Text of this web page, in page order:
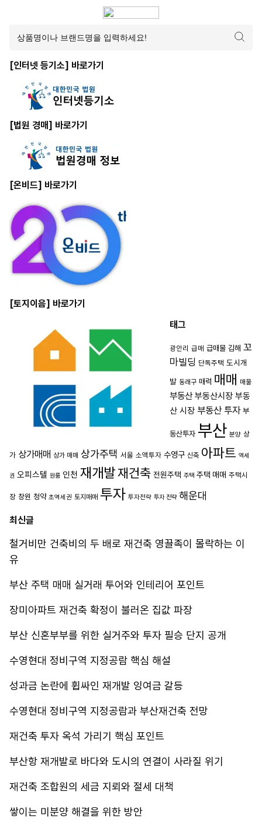
[인터넷 등기소] 바로가기
[법원 경매] 바로가기
[온비드] 바로가기
[토지이음] 바로가기
태그
광안리 급매 급매물 김해 꼬
마빌딩 단독주택 도시개
발 동래구 매력 매매 매물
부동산 부동산시장 부동
산 시장 부동산 투자 부
동산투자 부산 분양 상
가 상가매매 상가 매매 상가주택 서울 소액투자 수영구 신축 아파트 역세
권 오피스텔 원룸 인천 재개발재건축 전원주택 주택 주택 매매 주택시
장 창원 청약 초역세권 토지매매 투자 투자전략 투자 전략 해운대
최신글
철거비만 건축비의 두 배로 재건축 영끌족이 몰락하는 이
유
부산 주택 매매 실거래 투어와 인테리어 포인트
장미아파트 재건축 확정이 불러온 집값 파장
부산 신혼부부를 위한 실거주와 투자 필승 단지 공개
수영현대 정비구역 지정공람 핵심 해설
성과금 논란에 휩싸인 재개발 잉여금 갈등
수영현대 정비구역 지정공람과 부산재건축 전망
재건축 투자 옥석 가리기 핵심 포인트
부산항 재개발로 바다와 도시의 연결이 사라질 위기
재건축 조합원의 세금 지뢰와 절세 대책
쌓이는 미분양 해결을 위한 방안